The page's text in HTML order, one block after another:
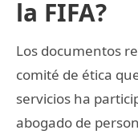
la FIFA?
Los documentos
comité de ética
servicios ha
abogado de